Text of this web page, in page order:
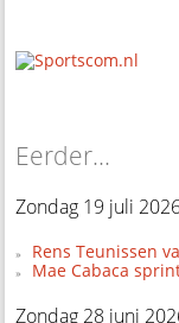
Eerder...
Zondag 19 juli
Rens Teunissen
Mae Cabaca
Zondag 28 juni